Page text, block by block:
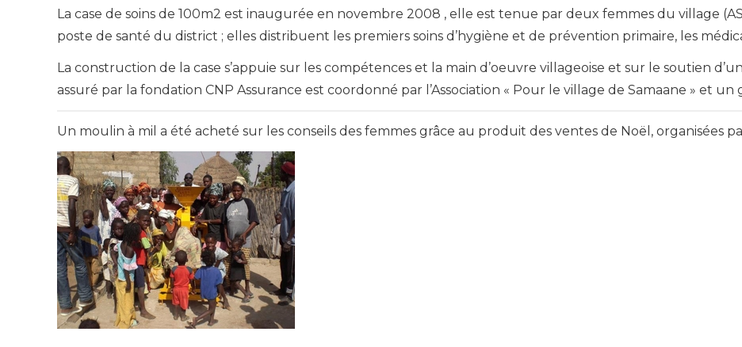
La case de soins de 100m2 est inaugurée en novembre 2008 , elle est tenue par deux femmes du village
poste de santé du district ; elles distribuent les premiers soins d’hygiène et de prévention primaire, les
La construction de la case s’appuie sur les compétences et la main d’oeuvre villageoise et sur le soutien
assuré par la fondation CNP Assurance est coordonné par l’Association « Pour le village de Samaane » et
Un moulin à mil a été acheté sur les conseils des femmes grâce au produit des ventes de Noël, organisées